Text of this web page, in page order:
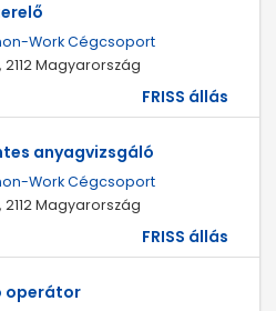
Work Cégcsoport
Magyarország
FRISS állás
anyagvizsgáló
Work Cégcsoport
Magyarország
FRISS állás
operátor